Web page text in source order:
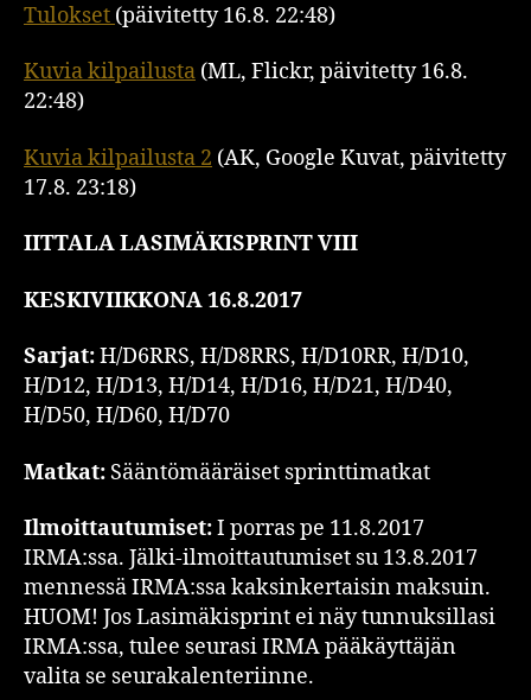
Tulokset (päivitetty 16.8. 22:48)
Kuvia kilpailusta (ML, Flickr, päivitetty 16.8.
22:48)
Kuvia kilpailusta 2 (AK, Google Kuvat, päivitetty
17.8. 23:18)
IITTALA LASIMÄKISPRINT VIII
KESKIVIIKKONA 16.8.2017
Sarjat:H/D6RRS, H/D8RRS, H/D10RR, H/D10,
H/D12, H/D13, H/D14, H/D16, H/D21, H/D40,
H/D50, H/D60, H/D70
Matkat: Sääntömääräiset sprinttimatkat
Ilmoittautumiset:I porras pe 11.8.2017
IRMA:ssa. Jälki-ilmoittautumiset su 13.8.2017
mennessä IRMA:ssa kaksinkertaisin maksuin.
HUOM! Jos Lasimäkisprint ei näy tunnuksillasi
IRMA:ssa, tulee seurasi IRMA pääkäyttäjän
valita se seurakalenteriinne.